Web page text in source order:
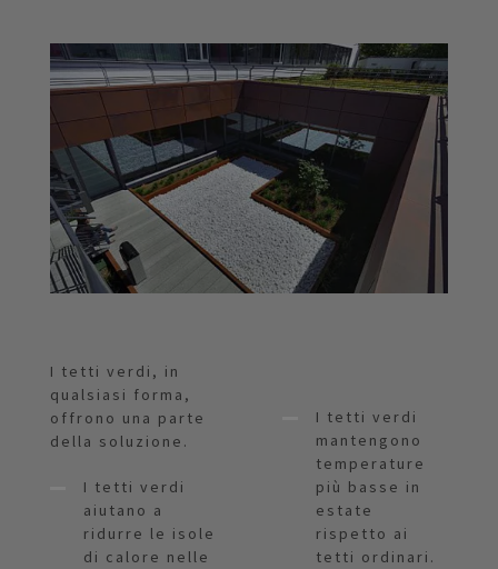
I tetti verdi, in
qualsiasi forma,
offrono una parte
della soluzione.
I tetti verdi
aiutano a
ridurre le isole
di calore nelle
I tetti verdi
mantengono
temperature
più basse in
estate
rispetto ai
tetti ordinari.